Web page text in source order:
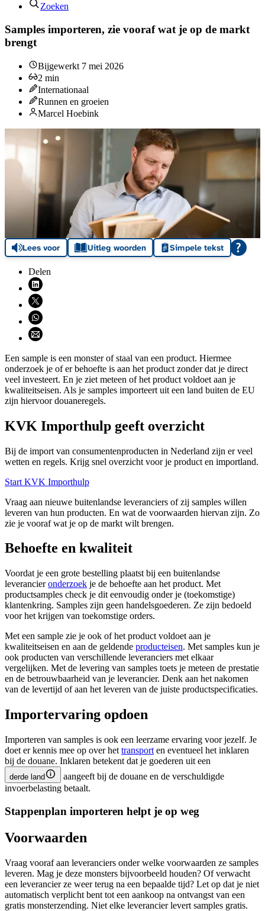
Zoeken
Samples importeren, zie vooraf wat je op de markt
brengt
Bijgewerkt 7 mei 2026
2 min
Internationaal
Runnen en groeien
Marcel Hoebink
Lees voor Uitleg woorden Simpele tekst
Delen
Deel via LinkedIn (opent nieuw venster)
Deel via X (opent nieuw venster)
Deel via WhatsApp (opent WhatsApp)
Deel via email (opent email programma)
Een sample is een monster of staal van een product. Hiermee
onderzoek je of er behoefte is aan het product zonder dat je direct
veel investeert. En je ziet meteen of het product voldoet aan je
kwaliteitseisen. Als je samples importeert uit een land buiten de EU
zijn hiervoor douaneregels.
KVK Importhulp geeft overzicht
Bij de import van consumentenproducten in Nederland zijn er veel
wetten en regels. Krijg snel overzicht voor je product en importland.
Start KVK Importhulp
Vraag aan nieuwe buitenlandse leveranciers of zij samples willen
leveren van hun producten. En wat de voorwaarden hiervan zijn. Zo
zie je vooraf wat je op de markt wilt brengen.
Behoefte en kwaliteit
Voordat je een grote bestelling plaatst bij een buitenlandse
leverancieronderzoek je de behoefte aan het product. Met
productsamples check je dit eenvoudig onder je (toekomstige)
klantenkring. Samples zijn geen handelsgoederen. Ze zijn bedoeld
voor het krijgen van toekomstige orders.
Met een sample zie je ook of het product voldoet aan je
kwaliteitseisen en aan de geldende producteisen. Met samples kun je
ook producten van verschillende leveranciers met elkaar
vergelijken. Met de levering van samples toets je meteen de prestatie
en de betrouwbaarheid van je leverancier. Denk aan het nakomen
van de levertijd of aan het leveren van de juiste productspecificaties.
Importervaring opdoen
Importeren van samples is ook een leerzame ervaring voor jezelf. Je
doet er kennis mee op over het transport en eventueel het inklaren
bij de douane. Inklaren betekent dat je goederen uit een
derde land
aangeeft bij de douane en de verschuldigde
invoerbelasting betaalt.
Stappenplan importeren helpt je op weg
Voorwaarden
Vraag vooraf aan leveranciers onder welke voorwaarden ze samples
leveren. Mag je deze monsters bijvoorbeeld houden? Of verwacht
een leverancier ze weer terug na een bepaalde tijd? Let op dat je niet
automatisch verplicht bent tot een aankoop na ontvangst van een
gratis monsterzending. Niet elke leverancier levert samples gratis.